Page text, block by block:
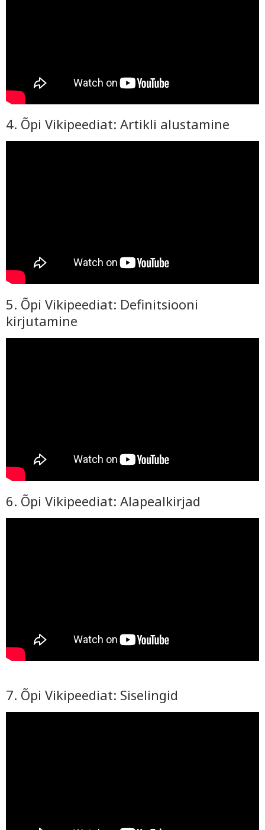
4. Õpi Vikipeediat: Artikli alustamine
5. Õpi Vikipeediat: Definitsiooni
kirjutamine
6. Õpi Vikipeediat: Alapealkirjad
7. Õpi Vikipeediat: Siselingid